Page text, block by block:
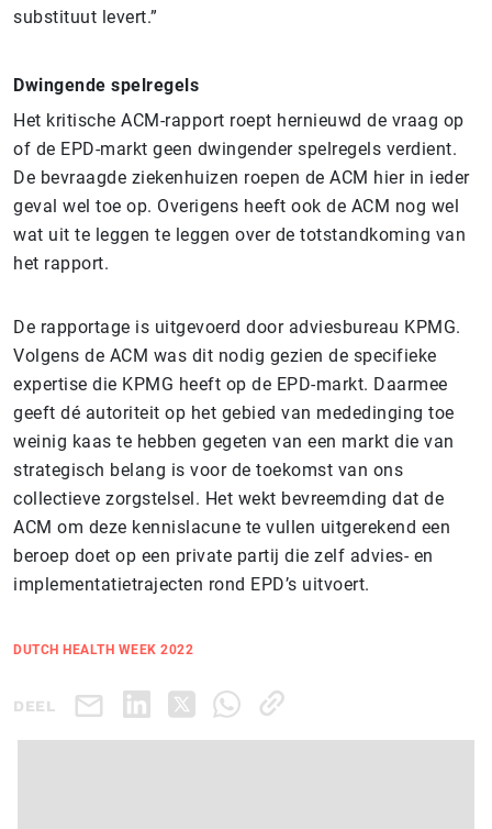
substituut levert.”
Dwingende spelregels
Het kritische ACM-rapport roept hernieuwd de vraag op
of de EPD-markt geen dwingender spelregels verdient.
De bevraagde ziekenhuizen roepen de ACM hier in ieder
geval wel toe op. Overigens heeft ook de ACM nog wel
wat uit te leggen te leggen over de totstandkoming van
het rapport.
De rapportage is uitgevoerd door adviesbureau KPMG.
Volgens de ACM was dit nodig gezien de specifieke
expertise die KPMG heeft op de EPD-markt. Daarmee
geeft dé autoriteit op het gebied van mededinging toe
weinig kaas te hebben gegeten van een markt die van
strategisch belang is voor de toekomst van ons
collectieve zorgstelsel. Het wekt bevreemding dat de
ACM om deze kennislacune te vullen uitgerekend een
beroep doet op een private partij die zelf advies- en
implementatietrajecten rond EPD’s uitvoert.
DUTCH HEALTH WEEK 2022
DEEL